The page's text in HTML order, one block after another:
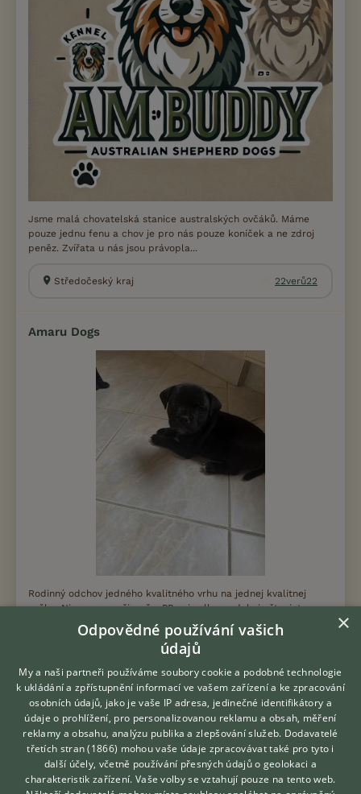
Jsme malá chovatelská stanice australských ovčáků. Máme
pouze jednu fenu a chov je pro nás pouze koníček a ne zdroj
peněz. Zvířata u nás jsou právopla...
Středočeský kraj 22verů22
Amaru Dogs
Rodinný odchov jedného kvalitného vrhu na jednej kvalitnej
sučke. Nie sme množiareň s PP ani velkoprodukcia šteniat.
Našim cielom bol kvalitný vrh a...
Bratislava - Petržalka, okr. Bratislava V
Amicus Hirtus
Hledáte zvířecího kamaráda?
Zdarma vám poradí
VETERINÁŘ ONLINE
×
Odpovědné používání vašich
údajů
My a naši partneři používáme soubory cookie a podobné technologie
k ukládání a zpřístupnění informací ve vašem zařízení a ke zpracování
osobních údajů, jako je vaše IP adresa, jedinečné identifikátory a
údaje o prohlížení, pro personalizovanou reklamu a obsah, měření
reklamy a obsahu, analýzu publika a zlepšování služeb. Dodavatelé
třetích stran (1866) mohou vaše údaje zpracovávat také pro tyto i
další účely, včetně používání přesných údajů o geolokaci a
charakteristik zařízení. Vaše volby se vztahují pouze na tento web.